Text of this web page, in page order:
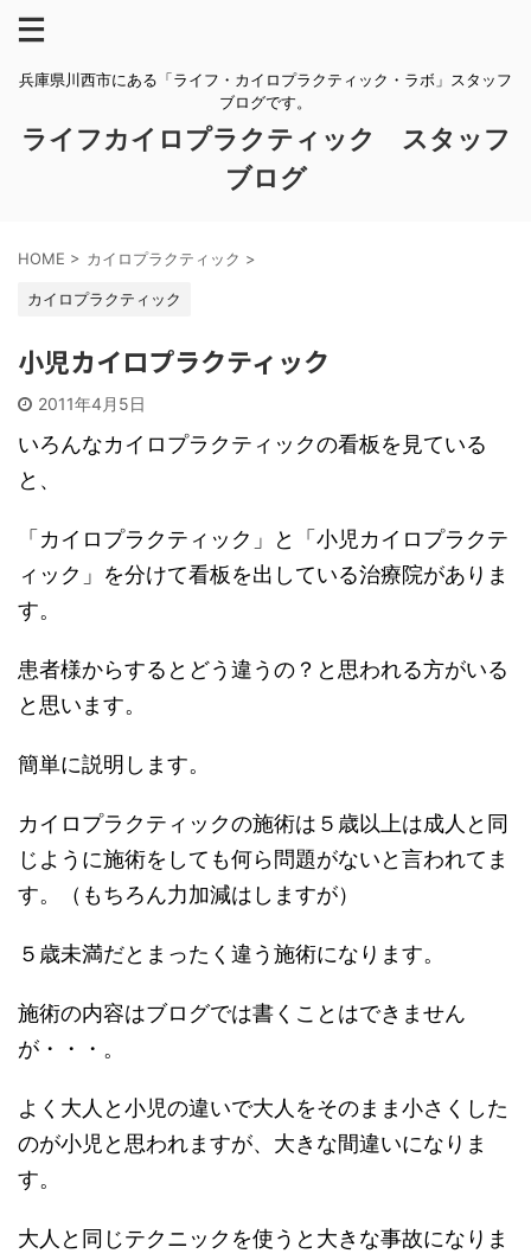
兵庫県川西市にある「ライフ・カイロプラクティック・ラボ」スタッフ
ブログです。
ライフカイロプラクティック スタッフ
ブログ
HOME > カイロプラクティック >
カイロプラクティック
小児カイロプラクティック
2011年4月5日
いろんなカイロプラクティックの看板を見ている
と、
「カイロプラクティック」と「小児カイロプラクテ
ィック」を分けて看板を出している治療院がありま
す。
患者様からするとどう違うの？と思われる方がいる
と思います。
簡単に説明します。
カイロプラクティックの施術は５歳以上は成人と同
じように施術をしても何ら問題がないと言われてま
す。（もちろん力加減はしますが）
５歳未満だとまったく違う施術になります。
施術の内容はブログでは書くことはできません
が・・・。
よく大人と小児の違いで大人をそのまま小さくした
のが小児と思われますが、大きな間違いになりま
す。
大人と同じテクニックを使うと大きな事故になりま